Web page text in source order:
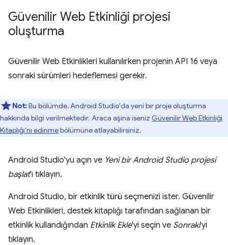
Güvenilir Web Etkinliği projesi
oluşturma
Güvenilir Web Etkinlikleri kullanılırken projenin API 16 veya
sonraki sürümleri hedeflemesi gerekir.
Not:Bu bölümde, Android Studio'da yeni bir proje oluşturma
hakkında bilgi verilmektedir. Araca aşina iseniz Güvenilir Web Etkinliği
Kitaplığı'nı edinmebölümüne atlayabilirsiniz.
Android Studio'yu açın ve Yeni bir Android Studio projesi
başlat'ı tıklayın.
Android Studio, bir etkinlik türü seçmenizi ister. Güvenilir
Web Etkinlikleri, destek kitaplığı tarafından sağlanan bir
etkinlik kullandığından Etkinlik Ekle'yi seçin ve Sonraki'yi
tıklayın.